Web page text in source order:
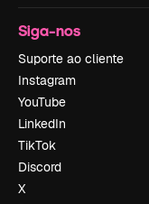
Siga-nos
Suporte ao cliente
Instagram
YouTube
LinkedIn
TikTok
Discord
X